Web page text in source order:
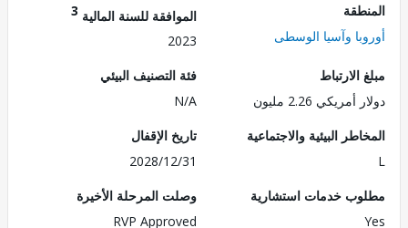
وآسيا الوسطى
الموافقة للسنة المالية3
2.26 مليون
فئة التصنيف البيئي
البيئية والاجتماعية
تاريخ الإقفال
2028/12/31
خدمات استشارية
وصلت المرحلة الأخيرة
RVP Approved